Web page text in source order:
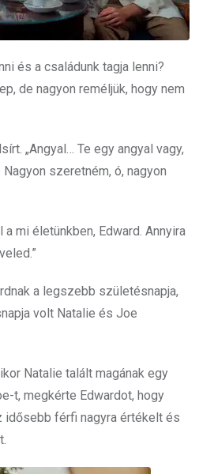
és a családunk tagja lenni?
de nagyon reméljük, hogy nem
„Angyal… Te egy angyal vagy,
szeretném, ó, nagyon
mi életünkben, Edward. Annyira
a legszebb születésnapja,
volt Natalie és Joe
Natalie talált magának egy
t, megkérte Edwardot, hogy
idősebb férfi nagyra értékelt és